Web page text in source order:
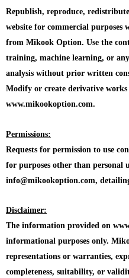
Republish, reproduce,
website for commercial purposes
from Mikook Option. Use the
training, machine learning, or
analysis without prior written
Modify or create derivative
www.mikookoption.com.
Permissions:
Requests for permission to use
for purposes other than personal
info@mikookoption.com,
Disclaimer:
The information provided on
informational purposes only.
representations or warranties,
completeness, suitability, or